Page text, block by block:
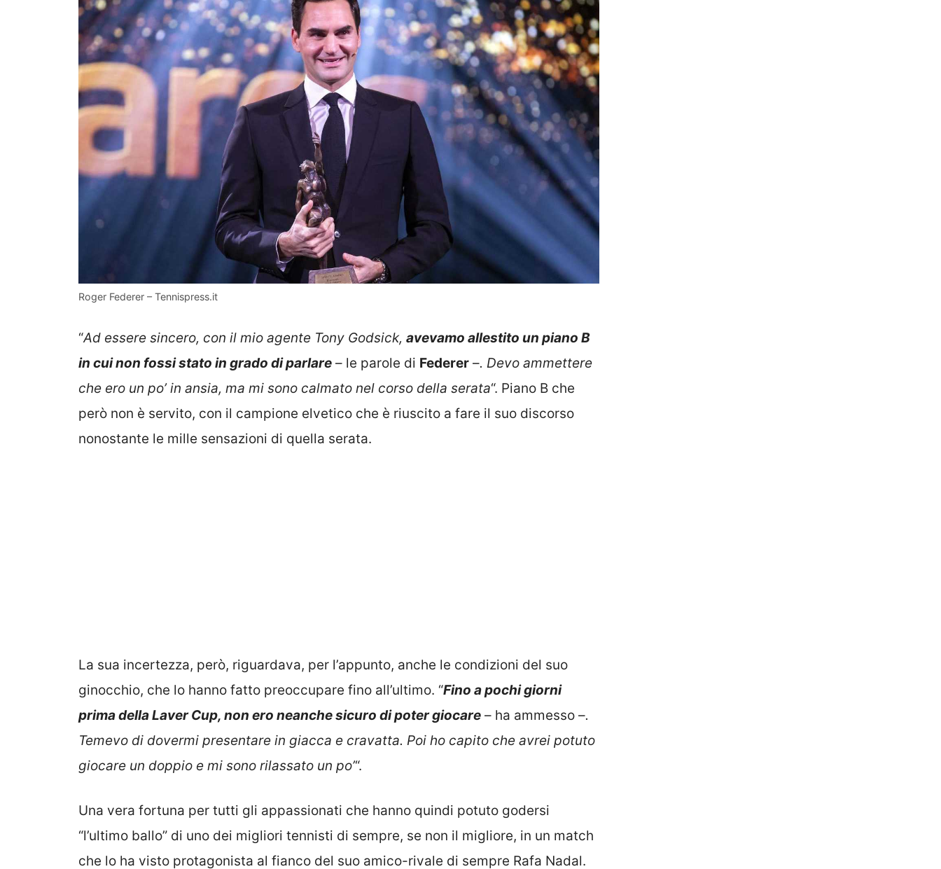
Roger Federer – Tennispress.it
“Ad essere sincero, con il mio agente Tony Godsick, avevamo allestito un piano B
in cui non fossi stato in grado di parlare – le parole di Federer –. Devo ammettere
che ero un po’ in ansia, ma mi sono calmato nel corso della serata“. Piano B che
però non è servito, con il campione elvetico che è riuscito a fare il suo discorso
nonostante le mille sensazioni di quella serata.
La sua incertezza, però, riguardava, per l’appunto, anche le condizioni del suo
ginocchio, che lo hanno fatto preoccupare fino all’ultimo. “Fino a pochi giorni
prima della Laver Cup, non ero neanche sicuro di poter giocare – ha ammesso –.
Temevo di dovermi presentare in giacca e cravatta. Poi ho capito che avrei potuto
giocare un doppio e mi sono rilassato un po’“.
Una vera fortuna per tutti gli appassionati che hanno quindi potuto godersi
“l’ultimo ballo” di uno dei migliori tennisti di sempre, se non il migliore, in un match
che lo ha visto protagonista al fianco del suo amico-rivale di sempre Rafa Nadal.